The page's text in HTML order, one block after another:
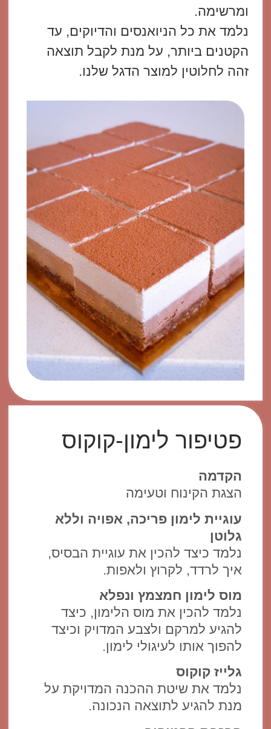
ומרשימה.​
נלמד את כל הניואנסים והדיוקים, עד
הקטנים ביותר, על מנת לקבל תוצאה
זהה לחלוטין למוצר הדגל שלנו.
פטיפור לימון-קוקוס
הקדמה
הצגת הקינוח וטעימה
עוגיית לימון פריכה, אפויה וללא
גלוטן
נלמד כיצד להכין את עוגיית הבסיס,
איך לרדד, לקרוץ ולאפות.
מוס לימון חמצמץ ונפלא
נלמד להכין את מוס הלימון, כיצד
להגיע למרקם ולצבע המדויק וכיצד
להפוך אותו לעיגולי לימון.
גלייז קוקוס
נלמד את שיטת ההכנה המדויקת על
מנת להגיע לתוצאה הנכונה.